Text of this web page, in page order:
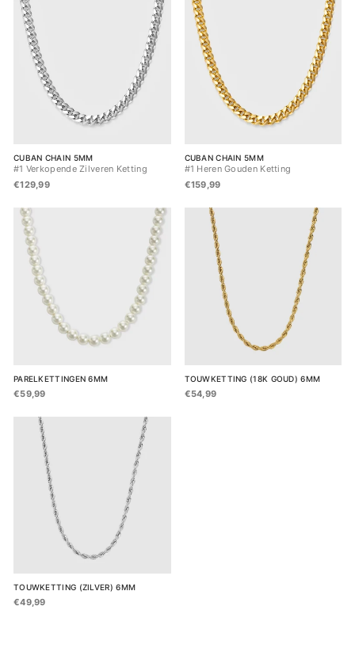
CUBAN CHAIN 5MM
#1 Verkopende Zilveren Ketting
€129,99
CUBAN CHAIN 5MM
#1 Heren Gouden Ketting
€159,99
PARELKETTINGEN 6MM
€59,99
TOUWKETTING (18K GOUD) 6MM
€54,99
TOUWKETTING (ZILVER) 6MM
€49,99